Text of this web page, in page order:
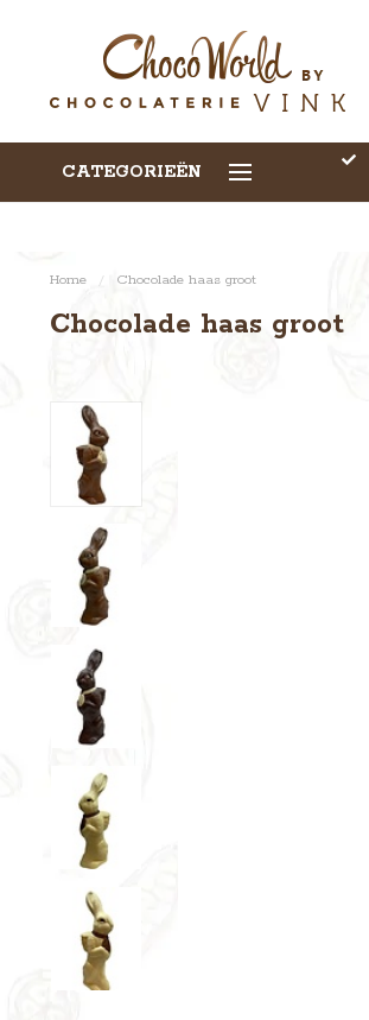
CATEGORIEËN
CALLEBAUT CHOCOLADE
Home / Chocolade haas groot
Chocolade haas groot